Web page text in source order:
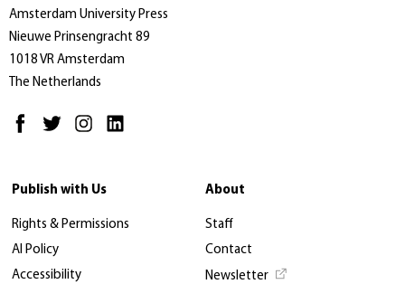
Amsterdam University Press
Nieuwe Prinsengracht 89
1018 VR Amsterdam
The Netherlands
Publish with Us
Rights & Permissions
AI Policy
Accessibility
About
Staff
Contact
Newsletter